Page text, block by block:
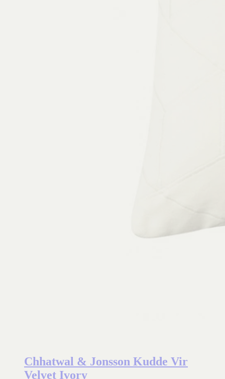
Chhatwal & Jonsson Kudde Vir
Velvet Ivory